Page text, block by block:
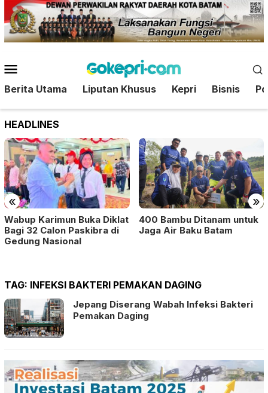
Loncat
ke
konten
Mobile
Berita Utama Liputan Khusus Kepri Bisnis
HEADLINES
« »
Wabup Karimun Buka Diklat
Bagi 32 Calon Paskibra di
Gedung Nasional
400 Bambu Ditanam untuk
Jaga Air Baku Batam
TAG: INFEKSI BAKTERI PEMAKAN DAGING
Jepang Diserang Wabah Infeksi Bakteri
Pemakan Daging